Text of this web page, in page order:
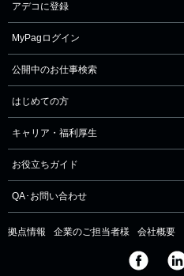
アデコに登録
MyPagログイン
公開中のお仕事検索
はじめての方
キャリア・福利厚生
お役立ちガイド
QA･お問い合わせ
拠点情報 企業のご担当者様 会社概要